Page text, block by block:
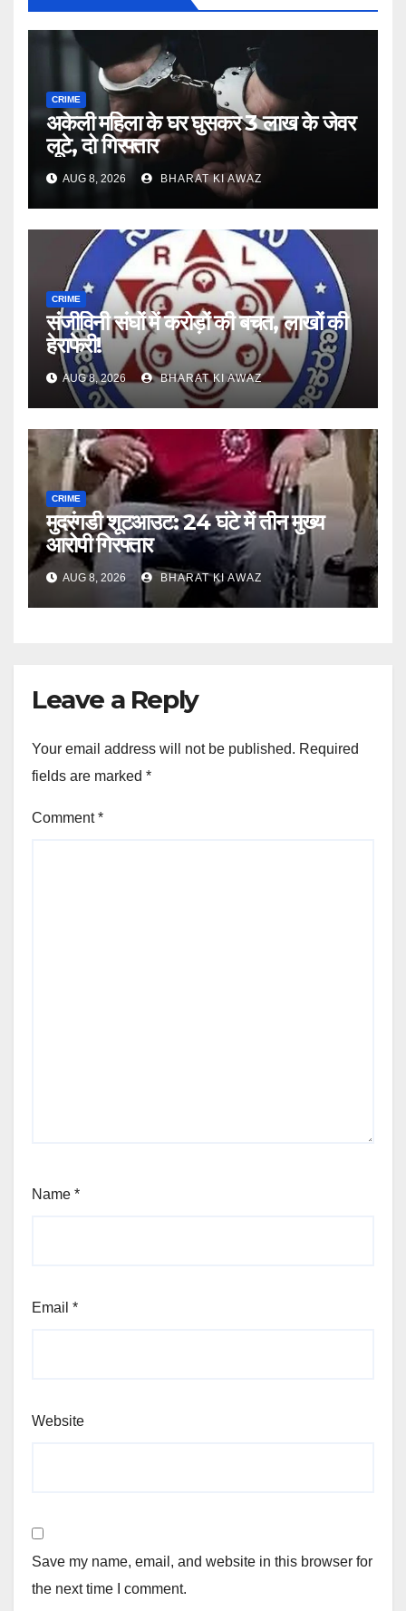
CRIME
अकेली महिला के घर घुसकर 3 लाख के जेवर
लूटे, दो गिरफ्तार
AUG 8, 2026 BHARAT KI AWAZ
CRIME
संजीविनी संघों में करोड़ों की बचत, लाखों की
हेराफेरी!
AUG 8, 2026 BHARAT KI AWAZ
CRIME
मुदरंगडी शूटआउट: 24 घंटे में तीन मुख्य
आरोपी गिरफ्तार
AUG 8, 2026 BHARAT KI AWAZ
Leave a Reply
Your email address will not be published. Required
fields are marked *
Comment*
Name *
Email *
Website
Save my name, email, and website in this browser for
the next time I comment.